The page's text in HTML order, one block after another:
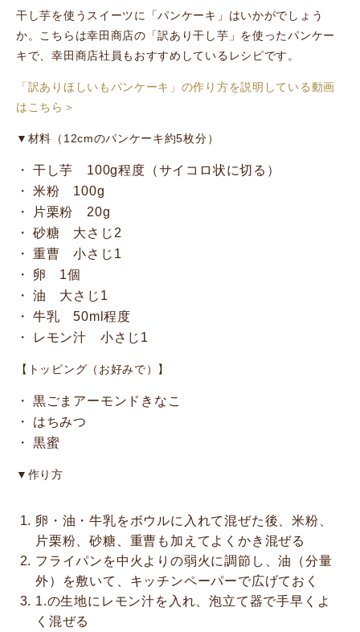
干し芋を使うスイーツに「パンケーキ」はいかがでしょう
か。こちらは幸田商店の「訳あり干し芋」を使ったパンケー
キで、幸田商店社員もおすすめしているレシピです。
「訳ありほしいもパンケーキ」の作り方を説明している動画
はこちら＞
▼材料（12cmのパンケーキ約5枚分）
干し芋 100g程度（サイコロ状に切る）
米粉 100g
片栗粉 20g
砂糖 大さじ2
重曹 小さじ1
卵 1個
油 大さじ1
牛乳 50ml程度
レモン汁 小さじ1
【トッピング（お好みで）】
黒ごまアーモンドきなこ
はちみつ
黒蜜
▼作り方
卵・油・牛乳をボウルに入れて混ぜた後、米粉、
片栗粉、砂糖、重曹も加えてよくかき混ぜる
フライパンを中火よりの弱火に調節し、油（分量
外）を敷いて、キッチンペーパーで広げておく
1.の生地にレモン汁を入れ、泡立て器で手早くよ
く混ぜる